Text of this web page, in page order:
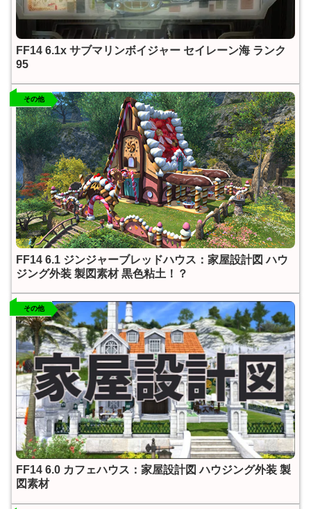
FF14 6.1x サブマリンボイジャー セイレーン海 ランク
95
その他
FF14 6.1 ジンジャーブレッドハウス：家屋設計図 ハウ
ジング外装 製図素材 黒色粘土！？
その他
FF14 6.0 カフェハウス：家屋設計図 ハウジング外装 製
図素材